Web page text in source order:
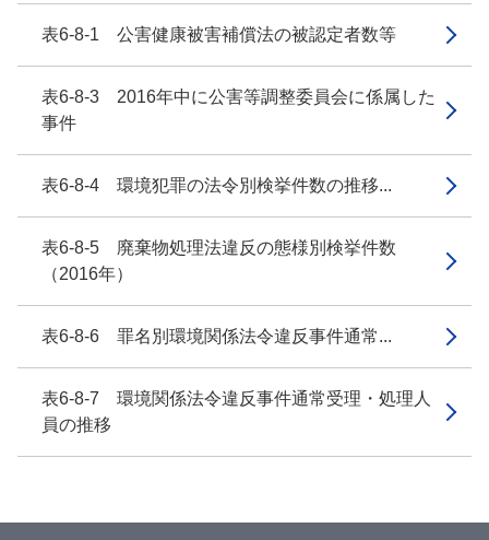
表6-8-1 公害健康被害補償法の被認定者数等
表6-8-3 2016年中に公害等調整委員会に係属した
事件
表6-8-4 環境犯罪の法令別検挙件数の推移...
表6-8-5 廃棄物処理法違反の態様別検挙件数
（2016年）
表6-8-6 罪名別環境関係法令違反事件通常...
表6-8-7 環境関係法令違反事件通常受理・処理人
員の推移